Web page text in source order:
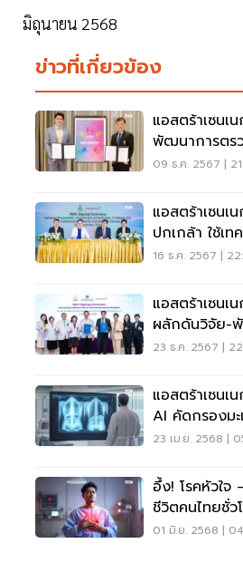
มิถุนายน 2568
ข่าวที่เกี่ยวข้อง
แอสตร้าเซนเ
พัฒนาการตร
เทคโนโลยี
09 ธ.ค. 2567 |
แอสตร้าเซนเ
ปกเกล้า ใช้เ
ประดิษฐ์ตรวจห
16 ธ.ค. 2567 |
แอสตร้าเซนเ
ผลักดันวิจัย-
ไทย
23 ธ.ค. 2567 |
แอสตร้าเซนเ
AI คัดกรองม
เอกซเรย์
23 เม.ย. 2568 |
อึ้ง! โรคหัวใจ
ชีวิตคนไทยชั่ว
01 มิ.ย. 2568 |